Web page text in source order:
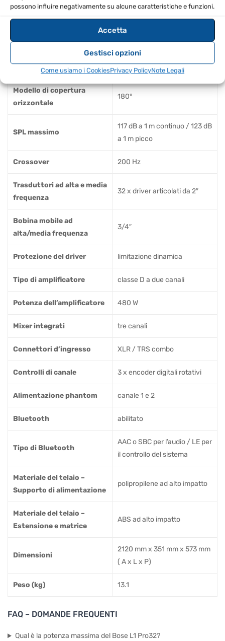
possono influire negativamente su alcune caratteristiche e funzioni.
Accetta
Gestisci opzioni
Come usiamo i CookiesPrivacy PolicyNote Legali
Sub2
30 Hz – 18 kHz, -10 dB
forma dritta
Modello di copertura
verticale
Modello di copertura
orizzontale
180°
SPL massimo
117 dB a 1 m continuo / 123 dB
a 1 m picco
Crossover 200 Hz
Trasduttori ad alta e media
frequenza
32 x driver articolati da 2″
Bobina mobile ad
alta/media frequenza
3/4″
Protezione del driver limitazione dinamica
Tipo di amplificatore classe D a due canali
Potenza dell’amplificatore 480 W
Mixer integrati tre canali
Connettori d’ingresso XLR / TRS combo
Controlli di canale 3 x encoder digitali rotativi
Alimentazione phantom canale 1 e 2
Bluetooth abilitato
Tipo di Bluetooth
AAC o SBC per l’audio / LE per
il controllo del sistema
Materiale del telaio –
Supporto di alimentazione
polipropilene ad alto impatto
Materiale del telaio –
Estensione e matrice
ABS ad alto impatto
Dimensioni
2120 mm x 351 mm x 573 mm
( A x L x P)
Peso (kg) 13.1
FAQ – DOMANDE FREQUENTI
Qual è la potenza massima del Bose L1 Pro32?